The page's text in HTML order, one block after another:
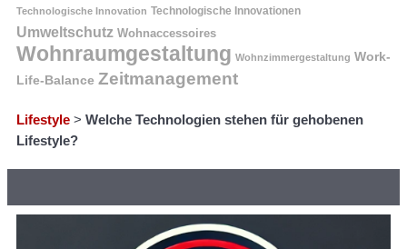
Technologische Innovation Technologische Innovationen
Umweltschutz Wohnaccessoires
Wohnraumgestaltung Wohnzimmergestaltung Work-
Life-Balance Zeitmanagement
Lifestyle > Welche Technologien stehen für gehobenen
Lifestyle?